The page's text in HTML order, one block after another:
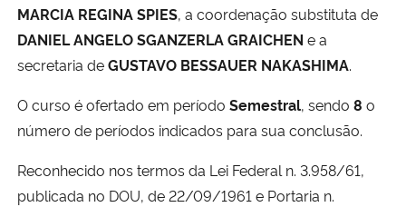
MARCIA REGINA SPIES, a coordenação substituta de
DANIEL ANGELO SGANZERLA GRAICHEN e a
secretaria deGUSTAVO BESSAUER NAKASHIMA.
O curso é ofertado em período Semestral, sendo 8 o
número de períodos indicados para sua conclusão.
Reconhecido nos termos da Lei Federal n. 3.958/61,
publicada no DOU, de 22/09/1961 e Portaria n.